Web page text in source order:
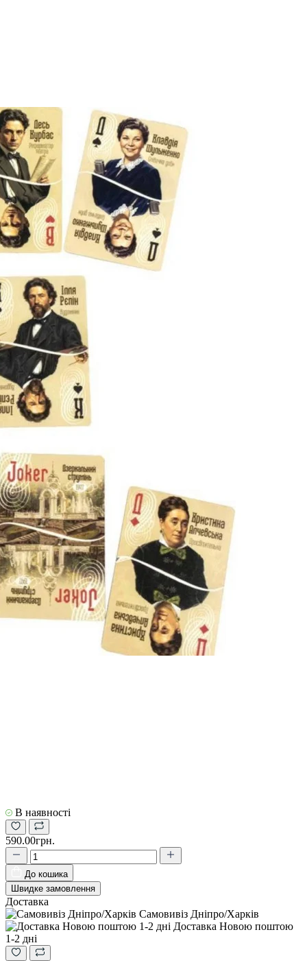
В наявності
590.00грн.
До кошика
Швидке замовлення
Доставка
Самовивіз Дніпро/Харків
Доставка Новою поштою
1-2 дні